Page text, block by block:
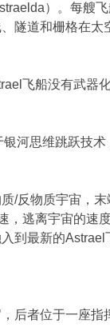
）。每艘
隧道和栅格在太
飞船没有武器
河思维跳跃技
/反物质宇宙，
逃离宇宙的速
到最新的Astrael
后者位于一座指